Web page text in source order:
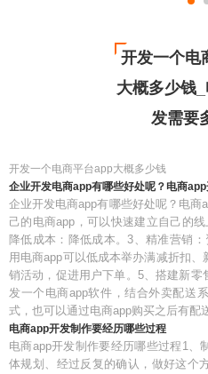
开发一个电
大概多少钱
发需要
开发一个电商平台app大概多少钱
企业开发电商app有哪些好处呢？电商
企业开发电商app有哪些好处呢？电商
己的电商app，可以快速建立自己的
降低成本：降低成本。3、精准营销
用电商app可以低成本举办满减折扣
销活动，促进用户下单。5、搭建新
发一个电商app软件，结合外卖配送
式，也可以通过电商app购买之后有配
电商app开发制作要经历哪些过程
电商app开发制作要经历哪些过程1、
体规划、经过反复的确认，做好这个